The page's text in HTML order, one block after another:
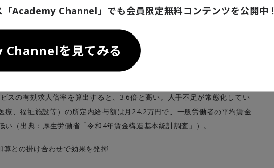
賃金の機能は弱まっている。近年はコロナ禍の影響が大きかった
年度
賃金を毎年、約
3
低賃金が通常の最低賃金を下回る事態が発生している。こうした現状から
られているといえよう。
金を設定する際、優先度が高いのは介護士や保育士といった社会的な需要
スの有効求人倍率を算出すると、 3.6倍と高い。人手不足が常態化してい
療、福祉施設等）の所定内給与額は月 24.2万円で、一般労働者の平均賃金
い（出典：厚生労働省「令和 4年賃金構造基本統計調査」）。
算との掛け合わせで効果を発揮
Academy Channel」でも会員限定無料コンテンツを公開中！
を見てみる